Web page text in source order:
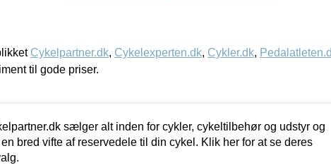
Cykelpartner.dk, Cykelexperten.dk, Cykler.dk,
til gode priser.
sælger alt inden for cykler, cykeltilbehør og udstyr og
en bred vifte af reservedele til din cykel. Klik her for at se deres